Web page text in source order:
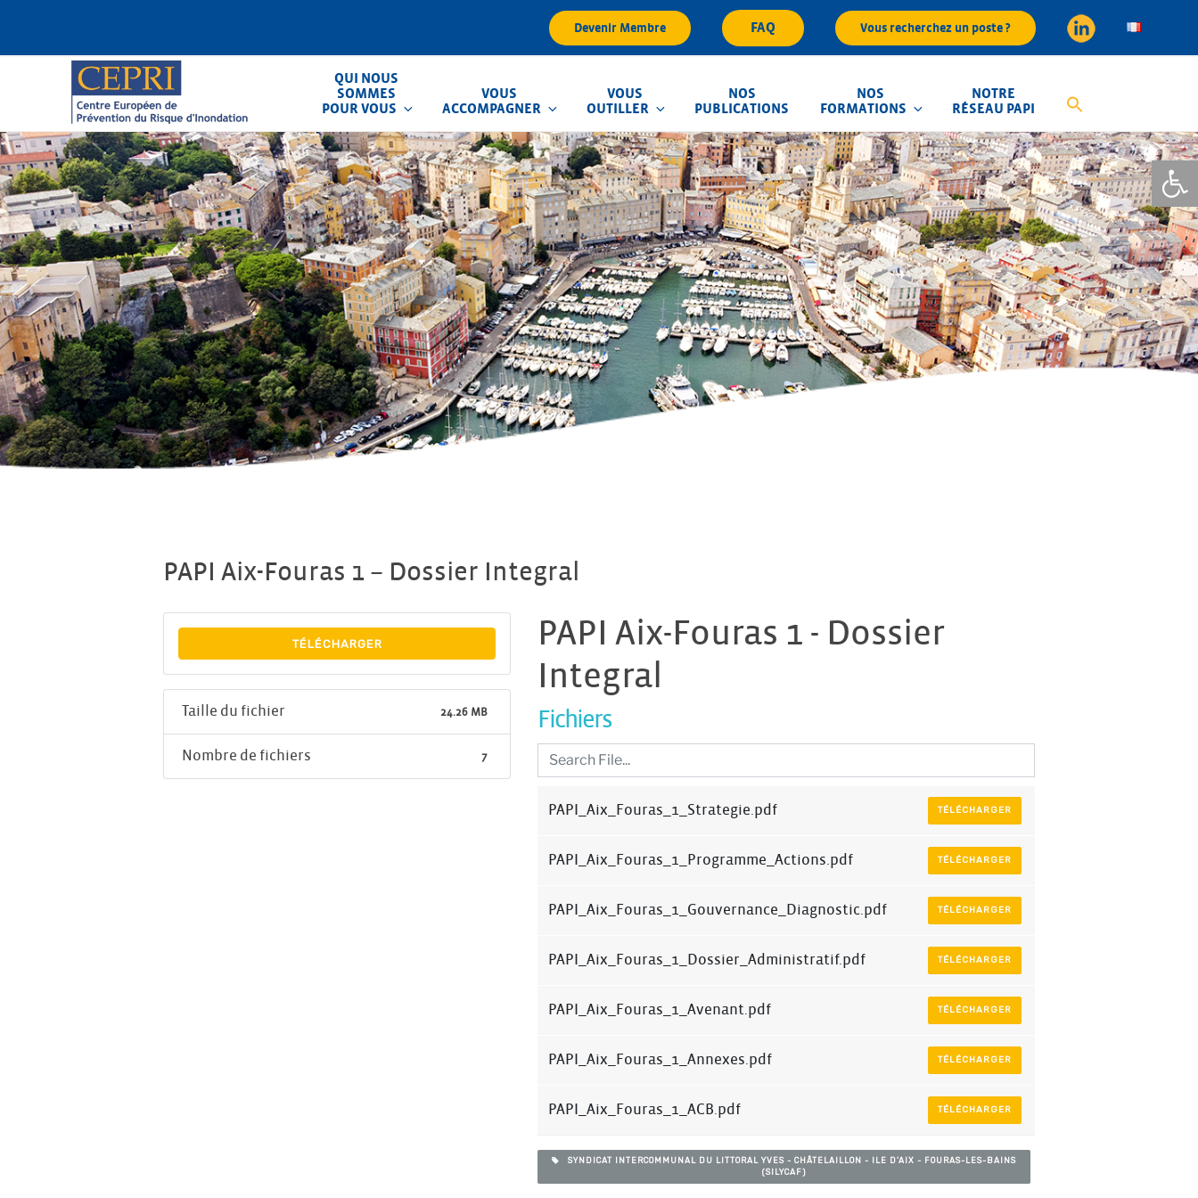
Ouvrir
contenu
Devenir Membre FAQ Vous recherchez un poste ?
QUI NOUS
SOMMES
POUR VOUS
VOUS
ACCOMPAGNER
VOUS
OUTILLER
NOS
PUBLICATIONS
NOS
FORMATIONS
NOTRE
RÉSEAU PAPI
CEPRI
Centre Européen de Prévention du Risque d'Inondation
PAPI Aix-Fouras 1 – Dossier Integral
TÉLÉCHARGER
Taille du fichier 24.26 MB
Nombre de fichiers 7
PAPI Aix-Fouras 1 - Dossier
Integral
Fichiers
PAPI_Aix_Fouras_1_Strategie.pdf TÉLÉCHARGER
PAPI_Aix_Fouras_1_Programme_Actions.pdf TÉLÉCHARGER
PAPI_Aix_Fouras_1_Gouvernance_Diagnostic.pdf TÉLÉCHARGER
PAPI_Aix_Fouras_1_Dossier_Administratif.pdf TÉLÉCHARGER
PAPI_Aix_Fouras_1_Avenant.pdf TÉLÉCHARGER
PAPI_Aix_Fouras_1_Annexes.pdf TÉLÉCHARGER
PAPI_Aix_Fouras_1_ACB.pdf TÉLÉCHARGER
SYNDICAT INTERCOMMUNAL DU LITTORAL YVES - CHÂTELAILLON - ILE D'AIX - FOURAS-LES-BAINS
(SILYCAF)